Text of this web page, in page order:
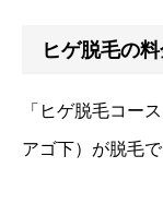
ヒゲ脱毛の
「ヒゲ脱毛コー
アゴ下）が脱毛で